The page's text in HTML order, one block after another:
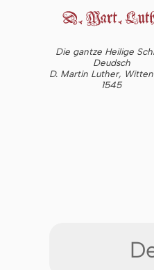
Die gantze Heilige
Deudsch
D. Martin Luther,
1545